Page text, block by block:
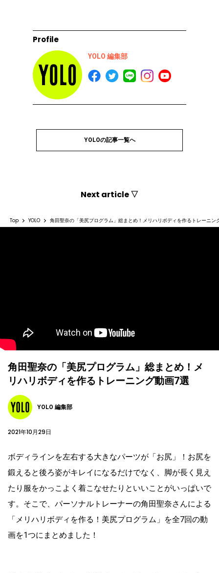
Profile
YOLO 編集部
YOLOの記事一覧へ
Next article ▽
Top YOLO 角田聖奈の「美尻プログラム」総まとめ！メリハリボディを作るトレーニン
角田聖奈の「美尻プログラム」総まとめ！メ
リハリボディを作るトレーニング動画7選
YOLO 編集部
2021年10月29日
ボディラインを左右する大きなパーツが「お尻」！お尻を
鍛えると後ろ姿がキレイになるだけでなく、脚が長く見え
たり服をかっこよく着こなせたりといいことがいっぱいで
す。そこで、パーソナルトレーナーの角田聖奈さんによる
「メリハリボディを作る！美尻プログラム」を全7回の動
画を1つにまとめました！